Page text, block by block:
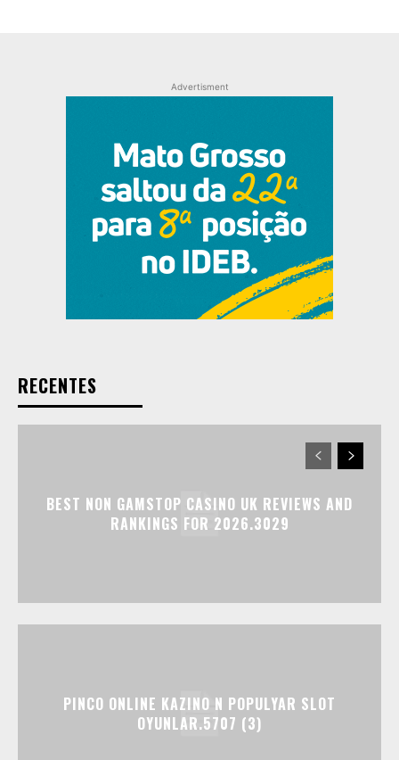
Advertisment
RECENTES
BEST NON GAMSTOP CASINO UK REVIEWS AND
RANKINGS FOR 2026.3029
PINCO ONLINE KAZINO N POPULYAR SLOT
OYUNLAR.5707 (3)